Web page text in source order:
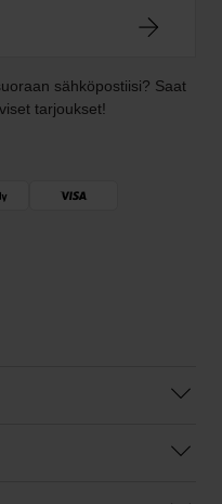
sähköpostiisi? Saat
tarjoukset!